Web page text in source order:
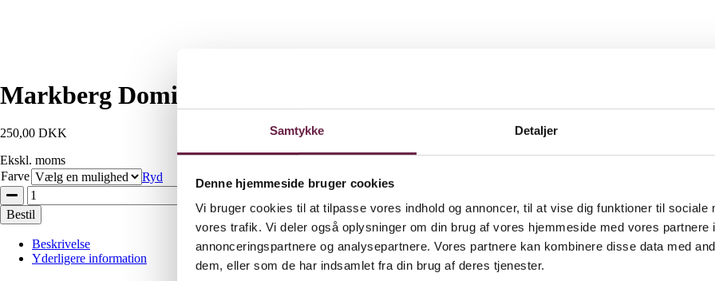
Samtykke Detaljer
Denne hjemmeside bruger cookies
Vi bruger cookies til at tilpasse vores indhold og annoncer, til at vise dig funktioner til sociale
vores trafik. Vi deler også oplysninger om din brug af vores hjemmeside med vores partnere
annonceringspartnere og analysepartnere. Vores partnere kan kombinere disse data med
dem, eller som de har indsamlet fra din brug af deres tjenester.
Markberg Dominic Toilettaske
250,00 DKK
Ekskl. moms
Farve
Ryd
Markberg
Dominic
Toilettaske
Bestil
Beskrivelse
Yderligere information